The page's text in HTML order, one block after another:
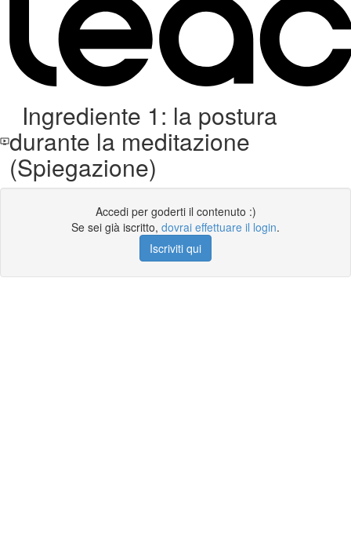
Ingrediente 1: la postura
durante la meditazione
(Spiegazione)
Accedi per goderti il contenuto :)
Se sei già iscritto, dovrai effettuare il login.
Iscriviti qui